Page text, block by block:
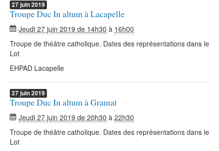
27juin2019
Troupe Duc In altum à Lacapelle
Jeudi 27 juin 2019 de 14h30 à 16h00
Troupe de théâtre catholique. Dates des représentations dans le
Lot
EHPAD Lacapelle
27juin2019
Troupe Duc In altum à Gramat
Jeudi 27 juin 2019 de 20h30 à 22h30
Troupe de théâtre catholique. Dates des représentations dans le
Lot